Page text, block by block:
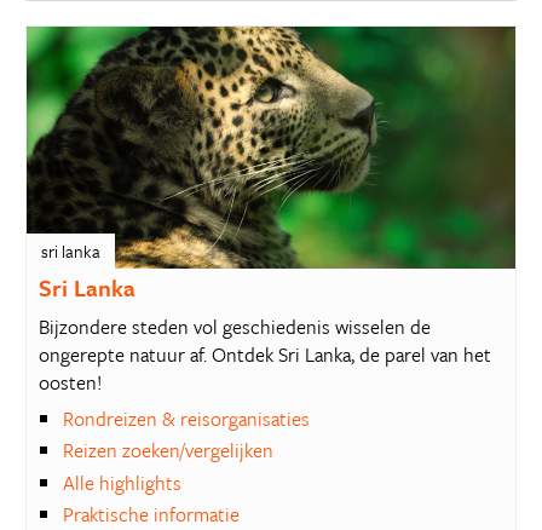
sri lanka
Sri Lanka
Bijzondere steden vol geschiedenis wisselen de
ongerepte natuur af. Ontdek Sri Lanka, de parel van het
oosten!
Rondreizen & reisorganisaties
Reizen zoeken/vergelijken
Alle highlights
Praktische informatie